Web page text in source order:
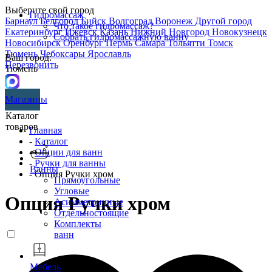
Выберите свой город
БарнаулБелгородБийск ВолгоградВоронеж Другой город
ЕкатеринбургИжевскКазаньНижний Новгород Новокузнецк
НовосибирскОренбургПермьСамараТольятти Томск
ТюменьЧебоксары Ярославль
Перезвонить
Гидромассаж
Что такое гидромассаж?
Собрать гидромассажную ванну
Ваш город:
Тюмень
Магазины
Каталог
товаров
Ванны
Прямоугольные
Угловые
Асимметричные
Отдельностоящие
Комплекты
ванн
Мебель
Главная
- Каталог
-Опции для ванн
- Ручки для ванны
- Опция Ручки хром
Опция Ручки хром